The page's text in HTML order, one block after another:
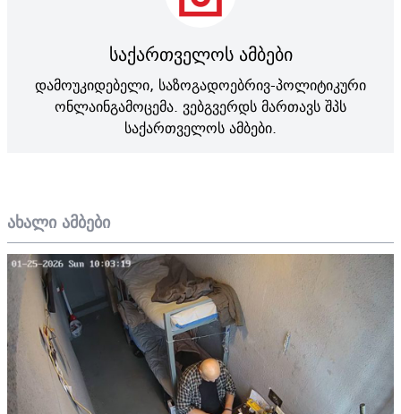
ახალი ამბები
საქართველოს ამბები
დამოუკიდებელი, საზოგადოებრივ-პოლიტიკური
ონლაინგამოცემა. ვებგვერდს მართავს შპს
საქართველოს ამბები.